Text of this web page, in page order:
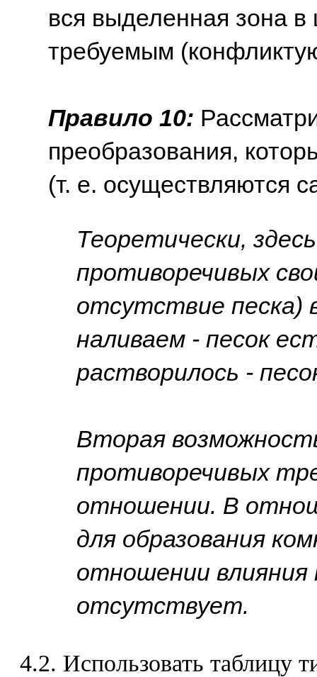
вся выделенная зона
требуемым
Правило 10:
преобразования,
(т. е. осуществляются
Теоретически,
противоречивых
отсутствие песка)
наливаем - песок
растворилось -
Вторая
противоречивых
отношении. В
для образования
отношении влияния
отсутствует.
4.2. Использовать таблицу